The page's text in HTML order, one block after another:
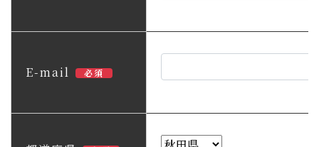
E-mail 必須